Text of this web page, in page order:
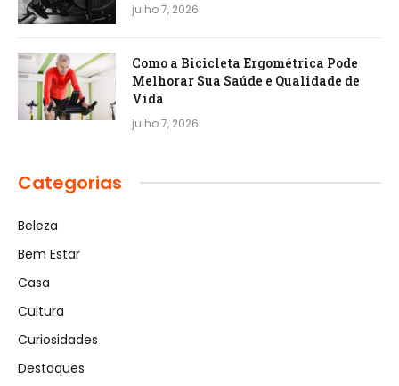
julho 7, 2026
Como a Bicicleta Ergométrica Pode
Melhorar Sua Saúde e Qualidade de
Vida
julho 7, 2026
Categorias
Beleza
Bem Estar
Casa
Cultura
Curiosidades
Destaques